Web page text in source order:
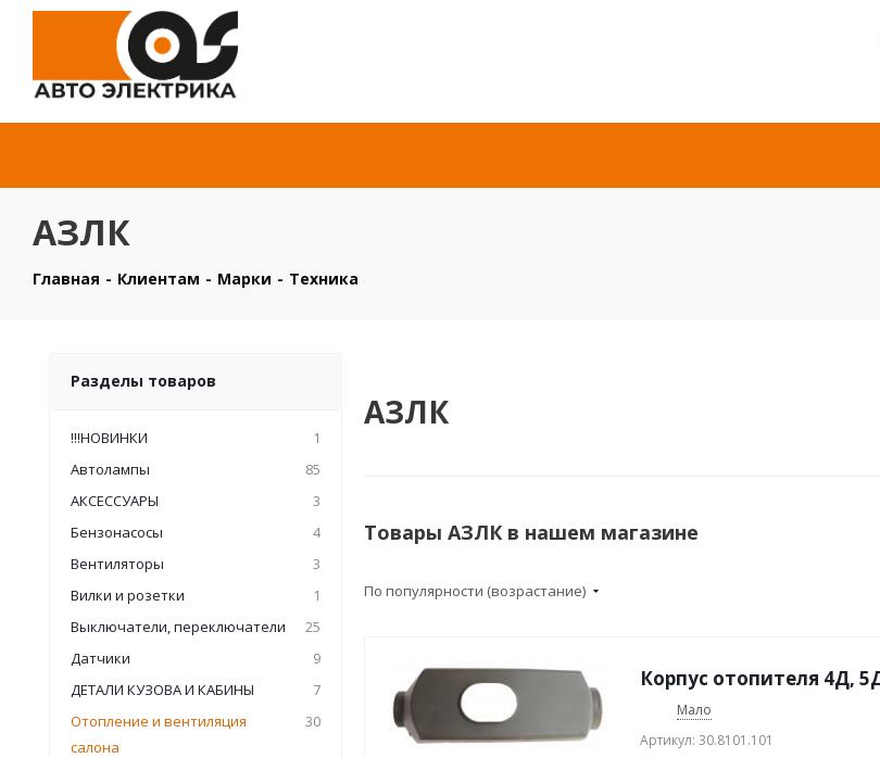
АЗЛК
Главная - Клиентам - Марки - Техника
АЗЛК
Товары АЗЛК в нашем магазине
По популярности (возрастание)
Корпус отопителя 4Д,
Мало
Артикул: 30.8101.101
Разделы товаров
!!!НОВИНКИ
1
Автолампы
85
АКСЕССУАРЫ
3
Бензонасосы
4
Вентиляторы
3
Вилки и розетки
1
Выключатели, переключатели
25
Датчики
9
ДЕТАЛИ КУЗОВА И КАБИНЫ
7
Отопление и вентиляция
салона
30